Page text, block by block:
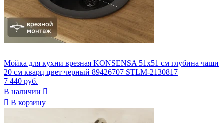
Мойка для кухни врезная KONSENSA 51x51 см глубина чаши
20 см кварц цвет черный 89426707 STLM-2130817
7 440 руб.
В наличии 
 В корзину